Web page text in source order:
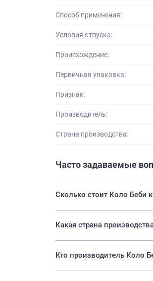
Способ применения:
Условия отпуска:
Происхождение:
Первичная упаковка:
Признак:
Производитель:
Страна производства:
Часто задаваемые
Сколько стоит Коло Беби
Какая страна
Кто производитель Коло